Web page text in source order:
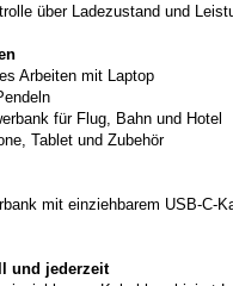
über Ladezustand und
Arbeiten mit Laptop
für Flug, Bahn und Hotel
Tablet und Zubehör
mit einziehbarem USB-C-
und jederzeit